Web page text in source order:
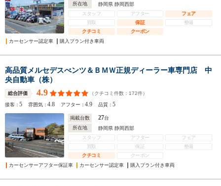
所在地
静岡県 静岡西部
スタッフ
アフター
フェア
買取
保証
整備
クチコミ
クーポン
カーセンサー認定車
購入プラン付き車両
高品質メルセデスべンツ＆ＢＭＷ正規ディーラー車専門店 中
央自動車（株）
総合評価 4.9 （クチコミ件数： 172件）
接客：5 雰囲気：4.8 アフター：4.9 品質：5
掲載台数 27台
所在地
静岡県 静岡西部
スタッフ
アフター
フェア
買取
保証
整備
クチコミ
クーポン
カーセンサーアフター保証車
カーセンサー認定車 購入プラン付き車両